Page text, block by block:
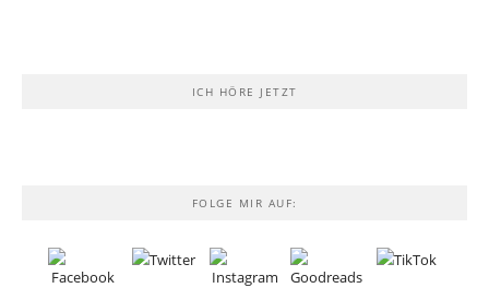
ICH HÖRE JETZT
FOLGE MIR AUF: